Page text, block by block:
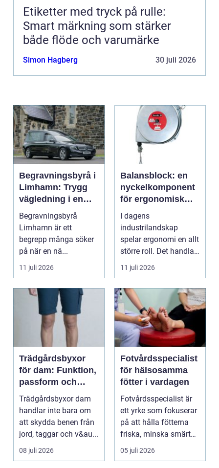
Etiketter med tryck på rulle:
Smart märkning som stärker
både flöde och varumärke
Simon Hagberg 30 juli 2026
Begravningsbyrå i
Limhamn: Trygg
vägledning i en
svår tid
Begravningsbyrå
Limhamn är ett
begrepp många söker
på när en nä...
11 juli 2026
Balansblock: en
nyckelkomponent
för ergonomisk
effektivitet
I dagens
industrilandskap
spelar ergonomi en allt
större roll. Det handlar
inte bara om att skapa
en...
11 juli 2026
Trädgårdsbyxor
för dam: Funktion,
passform och
hållbar stil i
rabatten
Trädgårdsbyxor dam
handlar inte bara om
att skydda benen från
jord, taggar och v&au...
08 juli 2026
Fotvårdsspecialist
för hälsosamma
fötter i vardagen
Fotvårdsspecialist är
ett yrke som fokuserar
på att hålla fötterna
friska, minska smärta
och förebyg...
05 juli 2026